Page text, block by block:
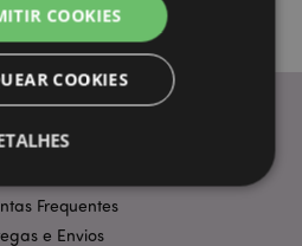
Frequentes
e Envios
COOKIES
COOKIES
Desempenho